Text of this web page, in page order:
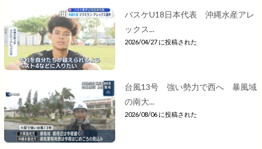
バスケU18日本代表 沖縄水産アレ
ックス...
2026/04/27 に投稿された
台風13号 強い勢力で西へ 暴風域
の南大...
2026/08/06 に投稿された